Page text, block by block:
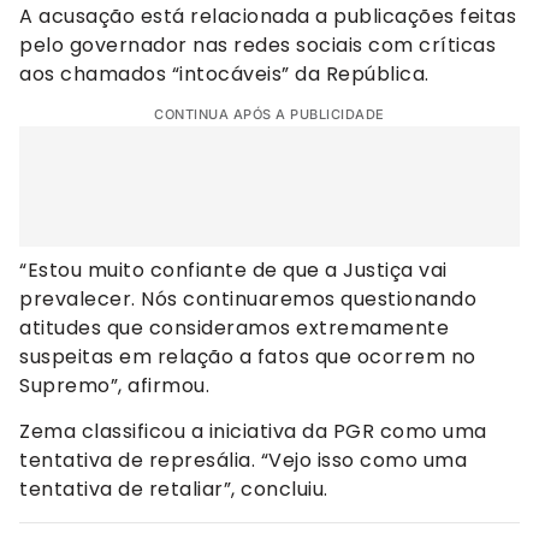
A acusação está relacionada a publicações feitas
pelo governador nas redes sociais com críticas
aos chamados “intocáveis” da República.
CONTINUA APÓS A PUBLICIDADE
“Estou muito confiante de que a Justiça vai
prevalecer. Nós continuaremos questionando
atitudes que consideramos extremamente
suspeitas em relação a fatos que ocorrem no
Supremo”, afirmou.
Zema classificou a iniciativa da PGR como uma
tentativa de represália. “Vejo isso como uma
tentativa de retaliar”, concluiu.